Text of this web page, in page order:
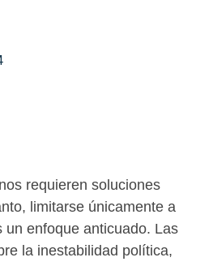
requieren soluciones
limitarse únicamente a
un enfoque anticuado. Las
la inestabilidad política,